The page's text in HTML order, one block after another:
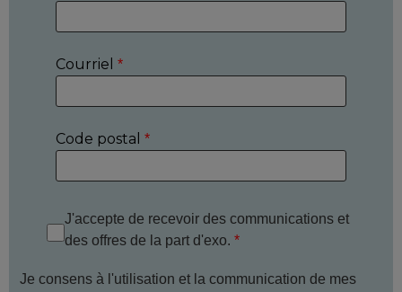
Courriel *
Code postal *
J'accepte de recevoir des communications et
des offres de la part d'exo. *
Je consens à l'utilisation et la communication de mes